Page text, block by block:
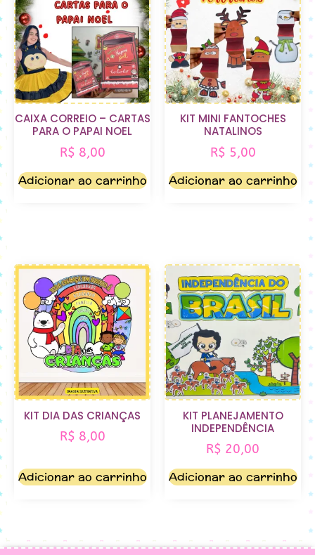
CAIXA CORREIO – CARTAS
PARA O PAPAI NOEL
R$ 8,00
Adicionar ao carrinho
KIT MINI FANTOCHES
NATALINOS
R$ 5,00
Adicionar ao carrinho
KIT DIA DAS CRIANÇAS
R$ 8,00
Adicionar ao carrinho
KIT PLANEJAMENTO
INDEPENDÊNCIA
R$ 20,00
Adicionar ao carrinho